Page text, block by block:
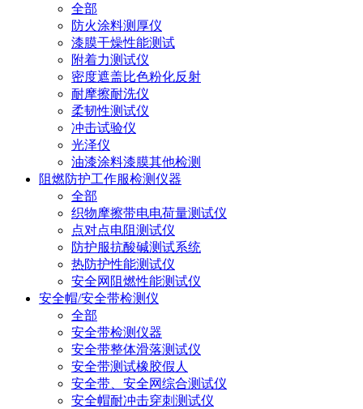
全部
防火涂料测厚仪
漆膜干燥性能测试
附着力测试仪
密度遮盖比色粉化反射
耐摩擦耐洗仪
柔韧性测试仪
冲击试验仪
光泽仪
油漆涂料漆膜其他检测
阻燃防护工作服检测仪器
全部
织物摩擦带电电荷量测试仪
点对点电阻测试仪
防护服抗酸碱测试系统
热防护性能测试仪
安全网阻燃性能测试仪
安全帽/安全带检测仪
全部
安全带检测仪器
安全带整体滑落测试仪
安全带测试橡胶假人
安全带、安全网综合测试仪
安全帽耐冲击穿刺测试仪